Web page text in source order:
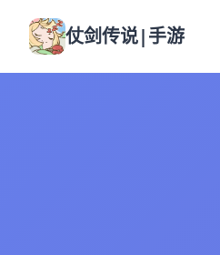
仗剑传说|手游